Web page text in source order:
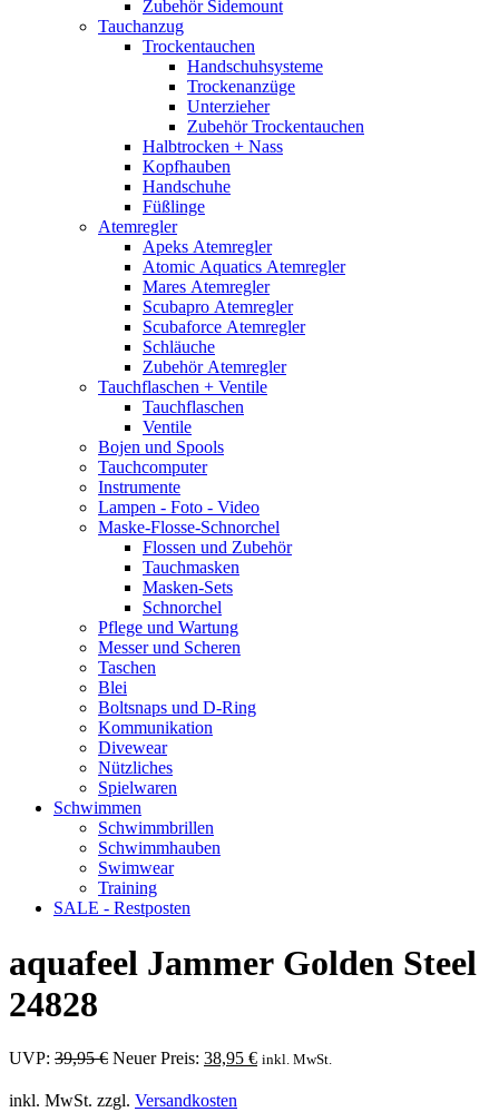
Zubehör Sidemount
Tauchanzug
Trockentauchen
Handschuhsysteme
Trockenanzüge
Unterzieher
Zubehör Trockentauchen
Halbtrocken + Nass
Kopfhauben
Handschuhe
Füßlinge
Atemregler
Apeks Atemregler
Atomic Aquatics Atemregler
Mares Atemregler
Scubapro Atemregler
Scubaforce Atemregler
Schläuche
Zubehör Atemregler
Tauchflaschen + Ventile
Tauchflaschen
Ventile
Bojen und Spools
Tauchcomputer
Instrumente
Lampen - Foto - Video
Maske-Flosse-Schnorchel
Flossen und Zubehör
Tauchmasken
Masken-Sets
Schnorchel
Pflege und Wartung
Messer und Scheren
Taschen
Blei
Boltsnaps und D-Ring
Kommunikation
Divewear
Nützliches
Spielwaren
Schwimmen
Schwimmbrillen
Schwimmhauben
Swimwear
Training
SALE - Restposten
aquafeel Jammer Golden Steel
24828
UVP: 39,95€ Ursprünglicher
war:
Neuer Preis: 38,95 €Aktueller
inkl. MwSt.
inkl. MwSt. zzgl. Versandkosten